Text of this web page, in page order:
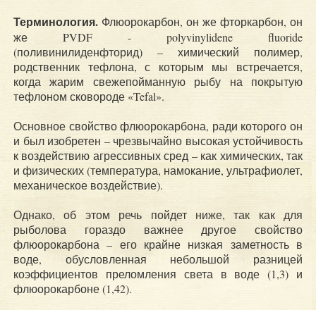
Терминология. Флюорокарбон, он же фторкарбон, он
же PVDF - polyvinylidene fluoride
(поливинилиденфторид) – химический полимер,
родственник тефлона, с которым мы встречается,
когда жарим свежепойманную рыбу на покрытую
тефлоном сковороде «Tefal».
Основное свойство флюорокарбона, ради которого он
и был изобретен – чрезвычайно высокая устойчивость
к воздействию агрессивных сред – как химических, так
и физических (температура, намокание, ультрафиолет,
механическое воздействие).
Однако, об этом речь пойдет ниже, так как для
рыболова гораздо важнее другое свойство
флюорокарбона – его крайне низкая заметность в
воде, обусловленная небольшой разницей
коэффициентов преломления света в воде (1,3) и
флюорокарбоне (1,42).